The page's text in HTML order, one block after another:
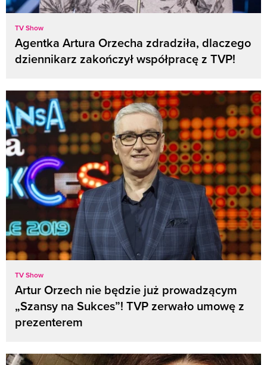
TV Show
Agentka Artura Orzecha zdradziła, dlaczego
dziennikarz zakończył współpracę z TVP!
TV Show
Artur Orzech nie będzie już prowadzącym
„Szansy na Sukces”! TVP zerwało umowę z
prezenterem